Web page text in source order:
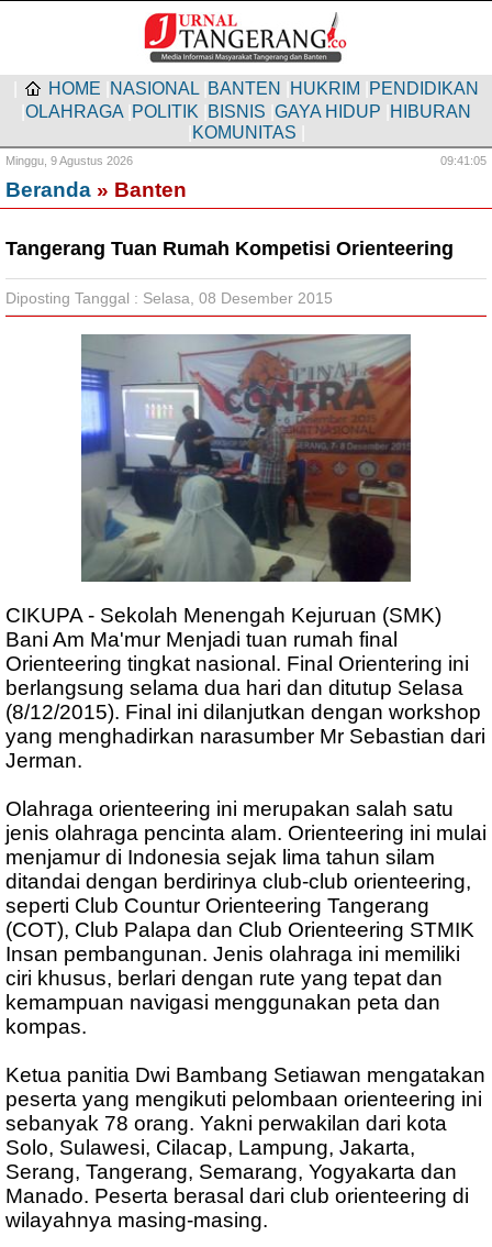
HOME NASIONAL BANTEN HUKRIM PENDIDIKAN
OLAHRAGA POLITIK BISNIS GAYA HIDUP HIBURAN
KOMUNITAS
Minggu, 9 Agustus 2026 09:41:06
Beranda » Banten
Tangerang Tuan Rumah Kompetisi Orienteering
Diposting Tanggal : Selasa, 08 Desember 2015
CIKUPA - Sekolah Menengah Kejuruan (SMK)
Bani Am Ma'mur Menjadi tuan rumah final
Orienteering tingkat nasional. Final Orientering ini
berlangsung selama dua hari dan ditutup Selasa
(8/12/2015). Final ini dilanjutkan dengan workshop
yang menghadirkan narasumber Mr Sebastian dari
Jerman.
Olahraga orienteering ini merupakan salah satu
jenis olahraga pencinta alam. Orienteering ini mulai
menjamur di Indonesia sejak lima tahun silam
ditandai dengan berdirinya club-club orienteering,
seperti Club Countur Orienteering Tangerang
(COT), Club Palapa dan Club Orienteering STMIK
Insan pembangunan. Jenis olahraga ini memiliki
ciri khusus, berlari dengan rute yang tepat dan
kemampuan navigasi menggunakan peta dan
kompas.
Ketua panitia Dwi Bambang Setiawan mengatakan
peserta yang mengikuti pelombaan orienteering ini
sebanyak 78 orang. Yakni perwakilan dari kota
Solo, Sulawesi, Cilacap, Lampung, Jakarta,
Serang, Tangerang, Semarang, Yogyakarta dan
Manado. Peserta berasal dari club orienteering di
wilayahnya masing-masing.